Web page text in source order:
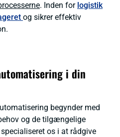
. Inden for logistik
og sikrer effektiv
i din
begynder med
og de tilgængelige
os i at rådgive